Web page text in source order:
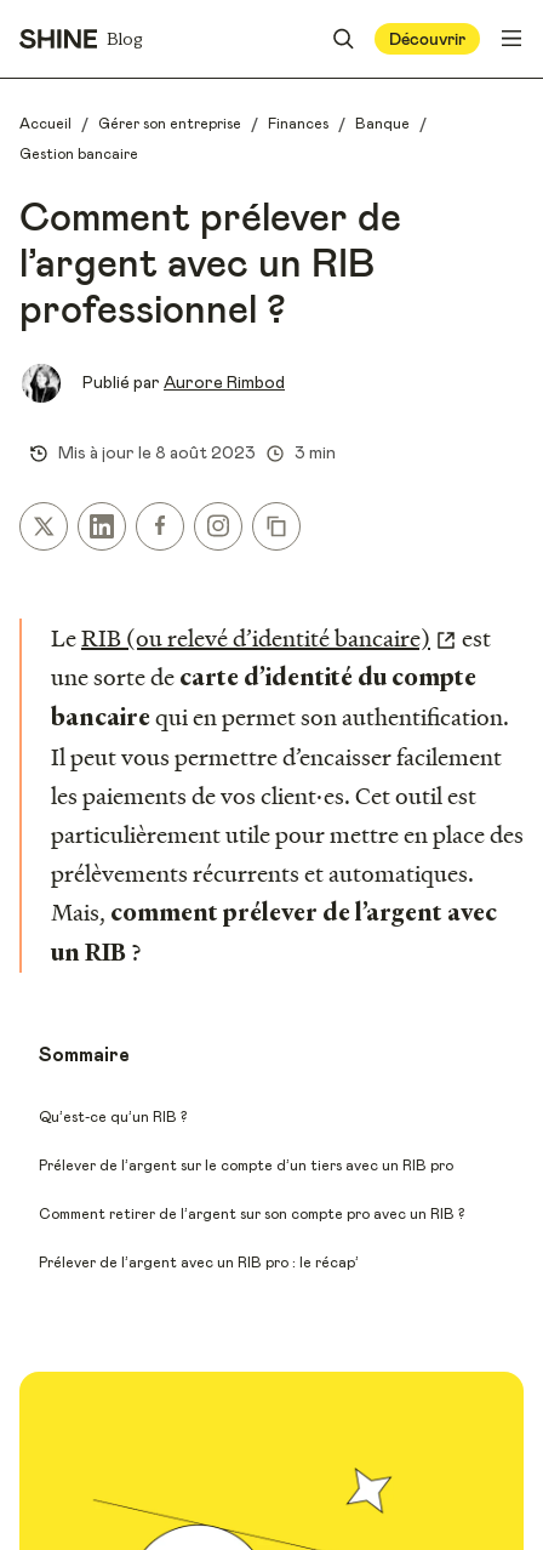
Blog Découvrir
Accueil / Gérer son entreprise / Finances / Banque /
Gestion bancaire
Comment prélever de
l’argent avec un RIB
professionnel ?
Publié par Aurore Rimbod
Mis à jour le 8 août 2023 3 min
LeRIB (ou relevé d’identité bancaire)
est
une sorte de carte d’identité du compte
bancairequi en permet son authentification.
Il peut vous permettre d’encaisser facilement
les paiements de vos client·es. Cet outil est
particulièrement utile pour mettre en place des
prélèvements récurrents et automatiques.
Mais, comment prélever de l’argent avec
un RIB ?
Sommaire
Qu’est-ce qu’un RIB ?
Prélever de l’argent sur le compte d’un tiers avec un RIB pro
Comment retirer de l’argent sur son compte pro avec un RIB ?
Prélever de l’argent avec un RIB pro : le récap’